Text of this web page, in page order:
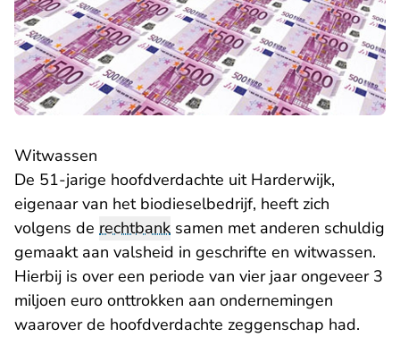
Witwassen
De 51-jarige hoofdverdachte uit Harderwijk,
eigenaar van het biodieselbedrijf, heeft zich
volgens de rechtbank samen met anderen schuldig
gemaakt aan valsheid in geschrifte en witwassen.
Hierbij is over een periode van vier jaar ongeveer 3
miljoen euro onttrokken aan ondernemingen
waarover de hoofdverdachte zeggenschap had.